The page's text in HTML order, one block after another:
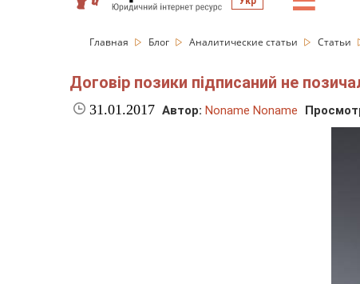
Главная Блог Аналитические статьи Статьи
Договір позики підписаний не
31.01.2017 Автор: Noname Noname